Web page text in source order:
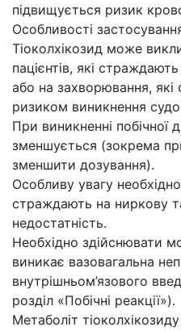
підвищується ризик
Особливості
Тіоколхікозид може
пацієнтів, які
або на захворювання,
ризиком виникнення
При виникненні побічної
зменшується (зокрема
зменшити дозування).
Особливу увагу
страждають на ниркову
недостатність.
Необхідно здійснювати
виникає вазовагальна
внутрішньом’язового
розділ «Побічні реакції»).
Метаболіт